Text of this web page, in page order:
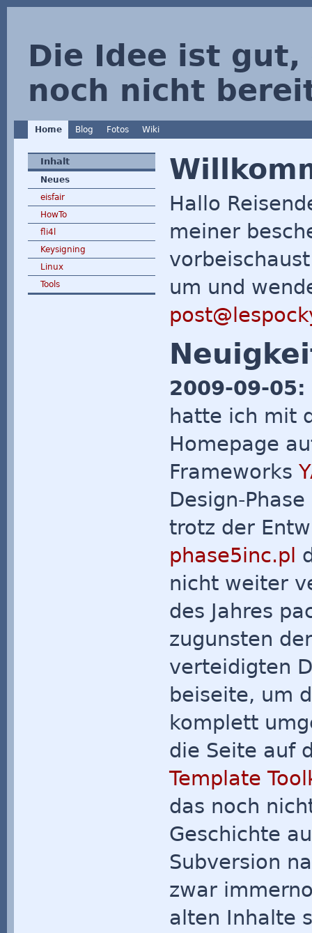
Die Idee ist gut,
noch nicht
Home Blog Fotos Wiki
Inhalt
Neues
eisfair
HowTo
fli4l
Keysigning
Linux
Tools
Hallo
meiner
um und
2009-09-05:
hatte ich mit
Homepage
Frameworks
Design-
trotz der
phase5inc.pl
nicht weiter
des Jahres
zugunsten
verteidigten
beiseite, um
komplett
die Seite auf
Template
das noch
Geschichte
Subversion
zwar
alten Inhalte